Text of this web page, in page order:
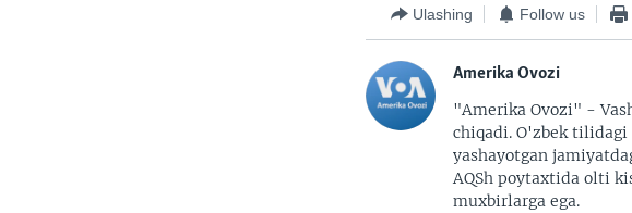
Ulashing Follow us
Amerika Ovozi
"Amerika Ovozi" -
chiqadi. O'zbek
yashayotgan
AQSh poytaxtida olti
muxbirlarga ega.